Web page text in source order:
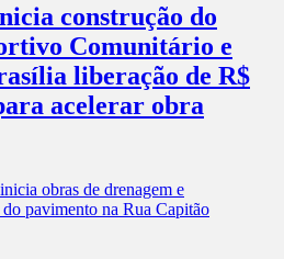
construção do
Comunitário e
liberação de R$
acelerar obra